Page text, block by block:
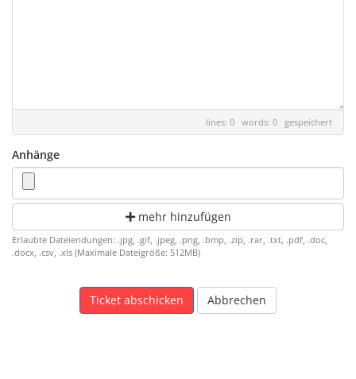
lines: 0 words: 0 gespeichert
Anhänge
mehr hinzufügen
Erlaubte Dateiendungen: .jpg, .gif, .jpeg, .png, .bmp, .zip, .rar, .txt, .pdf, .doc,
.docx, .csv, .xls (Maximale Dateigröße: 512MB)
Abbrechen